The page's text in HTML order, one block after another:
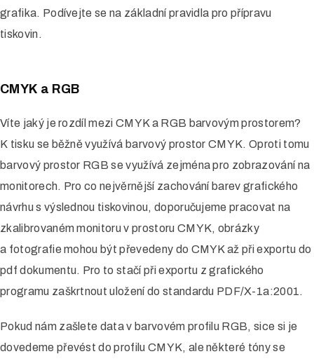
Tisk vizitek
Tisk katalogů a kalendářů
Tisk svatebních oznámení
Velkoplošný tisk
Reklamní plachty
Tisk plakátů
Ostatní služby
Půjčování LED roll up na eventy
grafika. Podívejte se na základní pravidla pro přípravu
tiskovin.
CMYK a RGB
Víte jaký je rozdíl mezi CMYK a RGB barvovým prostorem?
K tisku se běžně využívá barvový prostor CMYK. Oproti tomu
barvový prostor RGB se využívá zejména pro zobrazování na
monitorech. Pro co nejvěrnější zachování barev grafického
návrhu s výslednou tiskovinou, doporučujeme pracovat na
zkalibrovaném monitoru v prostoru CMYK, obrázky
a fotografie mohou být převedeny do CMYK až při exportu do
pdf dokumentu. Pro to stačí při exportu z grafického
programu zaškrtnout uložení do standardu PDF/X-1a:2001.
Pokud nám zašlete data v barvovém profilu RGB, sice si je
dovedeme převést do profilu CMYK, ale některé tóny se